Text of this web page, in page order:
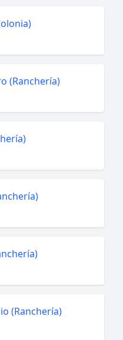
(Ranchería)
(Ranchería)